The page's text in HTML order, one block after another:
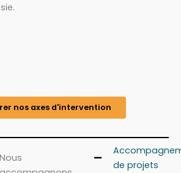
nos axes d'intervention
Nous
de projets